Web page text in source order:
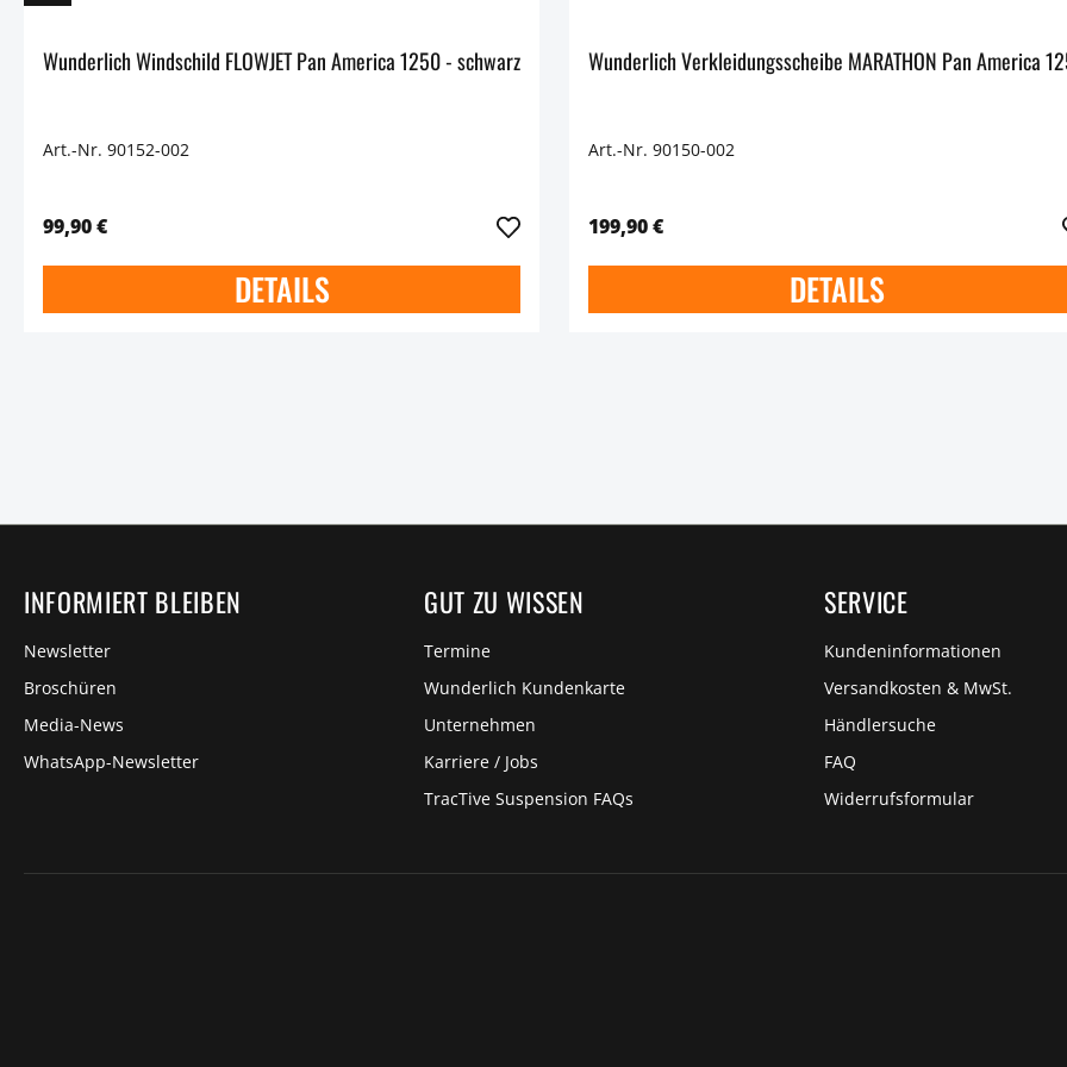
Wunderlich Windschild FLOWJET Pan America 1250 - schwarz
Art.-Nr. 90152-002
99,90 €
DETAILS
Wunderlich Verkleidungsscheibe MARATHON Pan America
Art.-Nr. 90150-002
199,90 €
DETAILS
INFORMIERT BLEIBEN
Newsletter
Broschüren
Media-News
WhatsApp-Newsletter
GUT ZU WISSEN
Termine
Wunderlich Kundenkarte
Unternehmen
Karriere / Jobs
TracTive Suspension FAQs
SERVICE
Kundeninformationen
Versandkosten & MwSt.
Händlersuche
FAQ
Widerrufsformular